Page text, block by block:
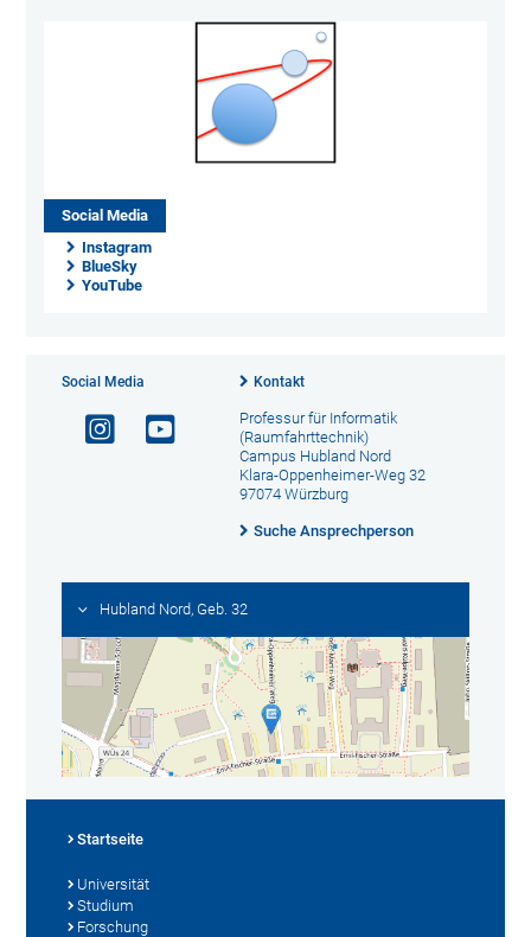
Social Media
Instagram
BlueSky
YouTube
Social Media Kontakt
Professur für Informatik
(Raumfahrttechnik)
Campus Hubland Nord
Klara-Oppenheimer-Weg 32
97074 Würzburg
Suche Ansprechperson
Hubland Nord, Geb. 32
Startseite
Universität
Studium
Forschung